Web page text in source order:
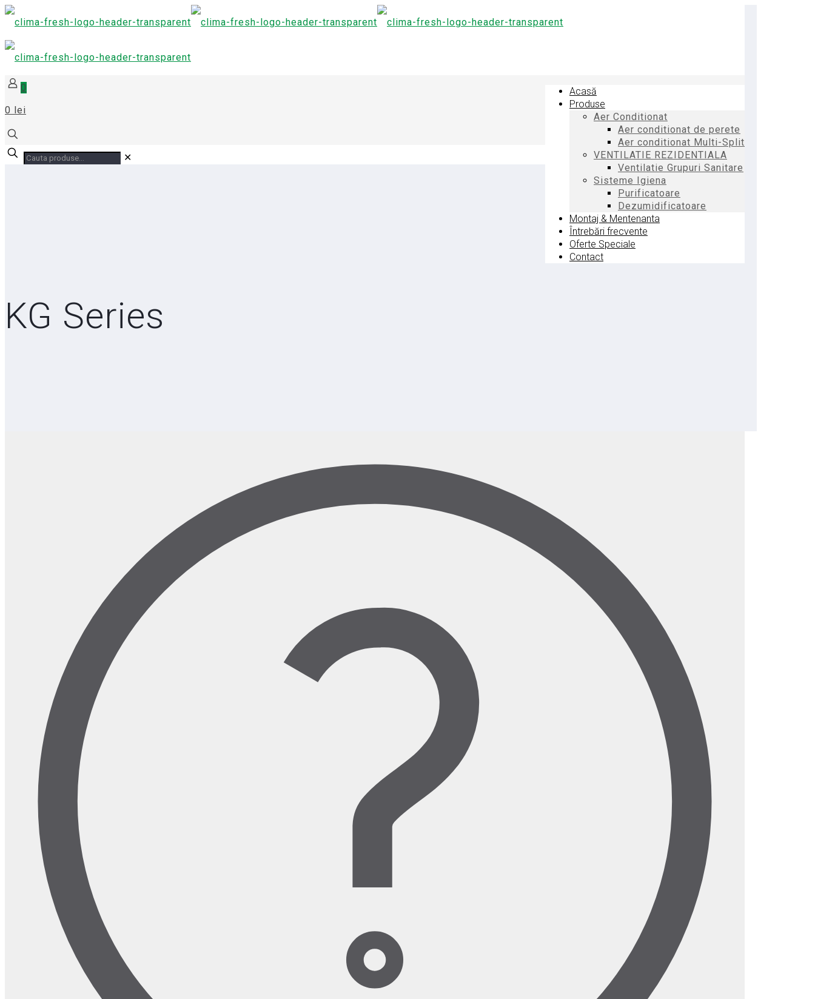
Acasă
Produse
Aer Conditionat
Aer conditionat de perete
Aer conditionat Multi-Split
VENTILATIE REZIDENTIALA
Ventilatie Grupuri Sanitare
Sisteme Igiena
Purificatoare
Dezumidificatoare
Montaj & Mentenanta
Întrebări frecvente
Oferte Speciale
Contact
0
0 lei
✕
KG Series